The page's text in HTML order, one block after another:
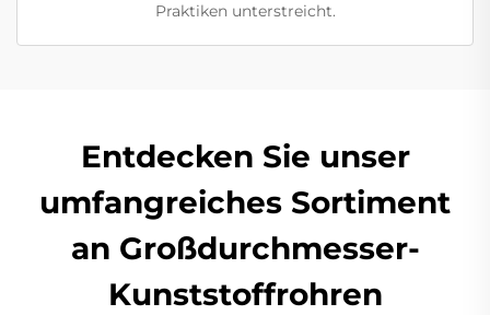
Praktiken unterstreicht.
Entdecken Sie unser
umfangreiches Sortiment
an Großdurchmesser-
Kunststoffrohren